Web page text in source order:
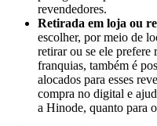
revendedores.
Retirada em loja ou
escolher, por meio de
retirar ou se ele prefere
franquias, também é
alocados para esses
compra no digital e
a Hinode, quanto para